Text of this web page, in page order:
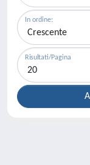
In ordine:
Risultati/Pagina